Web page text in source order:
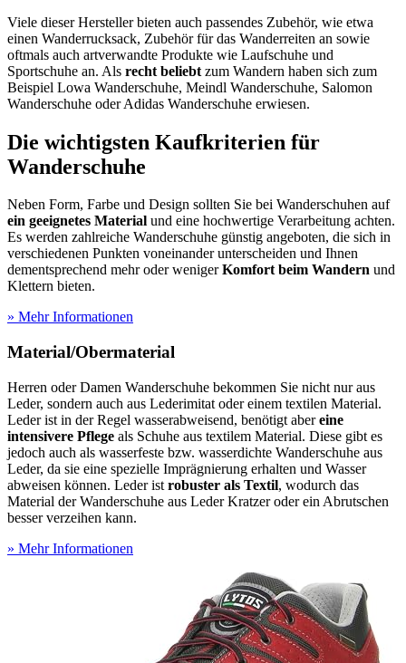
Viele dieser Hersteller bieten auch passendes Zubehör, wie etwa
einen Wanderrucksack, Zubehör für das Wanderreiten an sowie
oftmals auch artverwandte Produkte wie Laufschuhe und
Sportschuhe an. Als recht beliebt zum Wandern haben sich zum
Beispiel Lowa Wanderschuhe, Meindl Wanderschuhe, Salomon
Wanderschuhe oder Adidas Wanderschuhe erwiesen.
Die wichtigsten Kaufkriterien für
Wanderschuhe
Neben Form, Farbe und Design sollten Sie bei Wanderschuhen auf
ein geeignetes Material und eine hochwertige Verarbeitung achten.
Es werden zahlreiche Wanderschuhe günstig angeboten, die sich in
verschiedenen Punkten voneinander unterscheiden und Ihnen
dementsprechend mehr oder wenigerKomfort beim Wandern und
Klettern bieten.
» Mehr Informationen
Material/Obermaterial
Herren oder Damen Wanderschuhe bekommen Sie nicht nur aus
Leder, sondern auch aus Lederimitat oder einem textilen Material.
Leder ist in der Regel wasserabweisend, benötigt abereine
intensivere Pflege als Schuhe aus textilem Material. Diese gibt es
jedoch auch als wasserfeste bzw. wasserdichte Wanderschuhe aus
Leder, da sie eine spezielle Imprägnierung erhalten und Wasser
abweisen können. Leder ist robuster als Textil, wodurch das
Material der Wanderschuhe aus Leder Kratzer oder ein Abrutschen
besser verzeihen kann.
» Mehr Informationen